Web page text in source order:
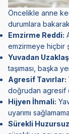
Öncelikle anne
durumlara
Emzirme Reddi:
emzirmeye hiçbir
Yuvadan
taşıması, başka
Agresif Tavırlar:
doğrudan agresif
Hijyen İhmali:
uyarımı
Sürekli